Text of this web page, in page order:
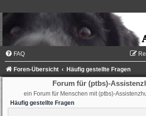
FAQ
Foren-Übersicht Häufig gestellte Fragen
Forum für (ptbs)-
ein Forum für Menschen mit (ptbs)-
Häufig gestellte Fragen